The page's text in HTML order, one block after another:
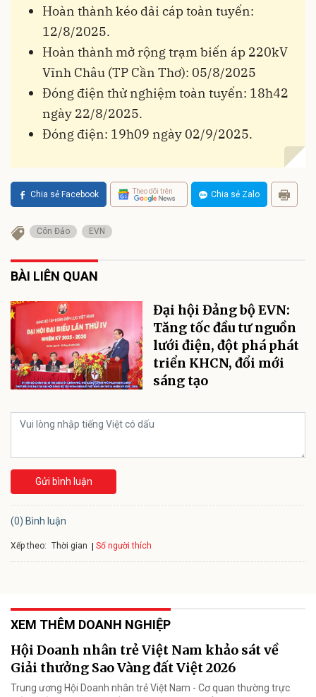
Hoàn thành kéo dải cáp toàn tuyến:
12/8/2025.
Hoàn thành mở rộng trạm biến áp 220kV
Vĩnh Châu (TP Cần Thơ): 05/8/2025
Đóng điện thử nghiệm toàn tuyến: 18h42
ngày 22/8/2025.
Đóng điện: 19h09 ngày 02/9/2025.
Chia sẻ Facebook Theo dõi trên Chia sẻ Zalo
Côn Đảo EVN
BÀI LIÊN QUAN
Đại hội Đảng bộ EVN:
Tăng tốc đầu tư nguồn
lưới điện, đột phá phát
triển KHCN, đổi mới
sáng tạo
Gửi bình luận
(0) Bình luận
Xếp theo: Thời gian Số người thích
XEM THÊM DOANH NGHIỆP
Hội Doanh nhân trẻ Việt Nam khảo sát về
Giải thưởng Sao Vàng đất Việt 2026
Trung ương Hội Doanh nhân trẻ Việt Nam - Cơ quan thường trực